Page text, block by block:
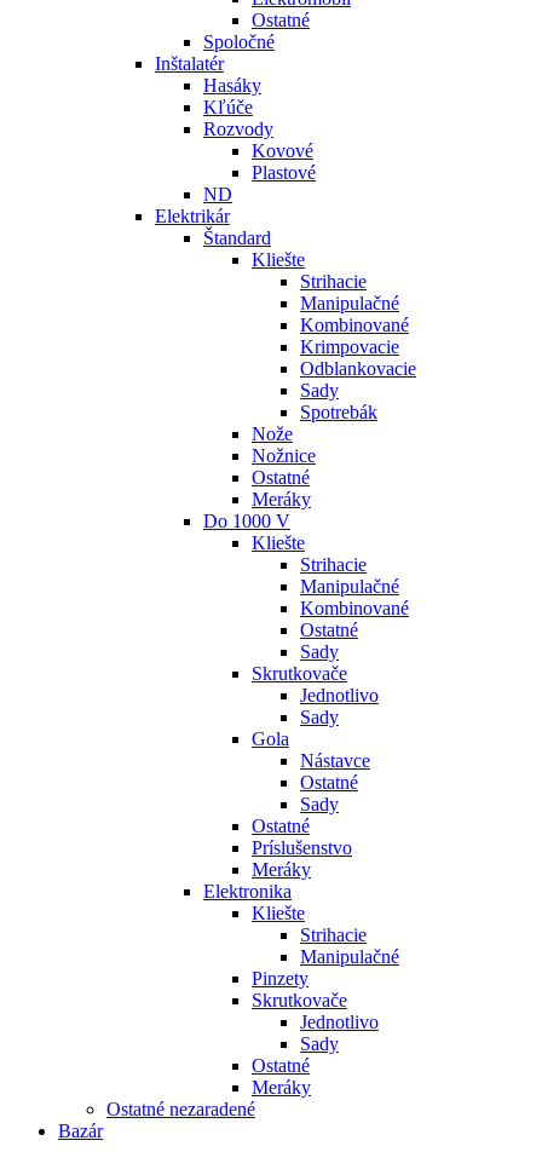
Ostatné
Spoločné
Inštalatér
Hasáky
Kľúče
Rozvody
Kovové
Plastové
ND
Elektrikár
Štandard
Kliešte
Strihacie
Manipulačné
Kombinované
Krimpovacie
Odblankovacie
Sady
Spotrebák
Nože
Nožnice
Ostatné
Meráky
Do 1000 V
Kliešte
Strihacie
Manipulačné
Kombinované
Ostatné
Sady
Skrutkovače
Jednotlivo
Sady
Gola
Nástavce
Ostatné
Sady
Ostatné
Príslušenstvo
Meráky
Elektronika
Kliešte
Strihacie
Manipulačné
Pinzety
Skrutkovače
Jednotlivo
Sady
Ostatné
Meráky
Ostatné nezaradené
Bazár